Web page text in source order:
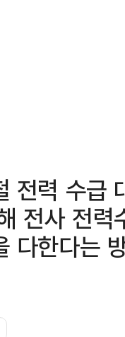
전력 수급
전사 전
다한다는